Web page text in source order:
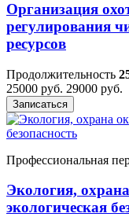
Организация
регулирования
ресурсов
Продолжительность
25000 руб. 29000 руб.
Записаться
Профессиональная
Экология,
экологическая